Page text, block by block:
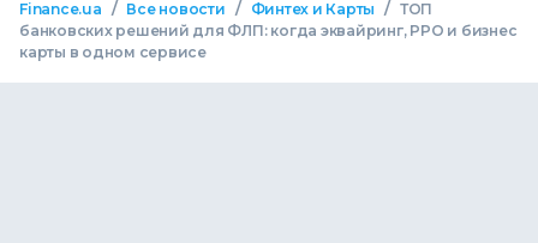
Finance.ua / Все новости / Финтех и Карты / ТОП
банковских решений для ФЛП: когда эквайринг, РРО и бизнес
карты в одном сервисе